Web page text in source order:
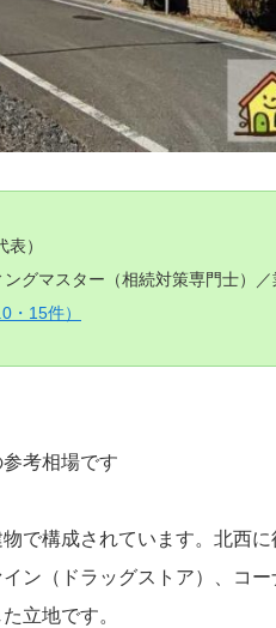
）
グマスター（相続対策専門士）
15件）
考相場です
で構成されています。北西
ン（ドラッグストア）、コ
立地です。